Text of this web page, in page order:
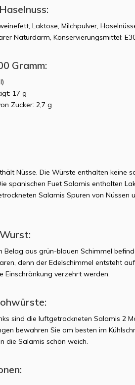
Laktose, Milchpulver,
Naturdarm, Konservierungsmittel:
Gramm:
17 g
Zucker: 2,7 g
Nüsse. Die Würste enthalten keine
spanischen Fuet Salamis enthalten
Salamis Spuren von Nüssen
Belag aus grün-blauen Schimmel
denn der Edelschimmel entsteht
Einschränkung verzehrt werden.
sind die luftgetrockneten Salamis 2
bewahren Sie am besten im
die Salamis schön weich.